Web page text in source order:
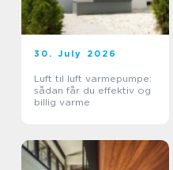
30. July 2026
Luft til luft varmepumpe:
sådan får du effektiv og
billig varme